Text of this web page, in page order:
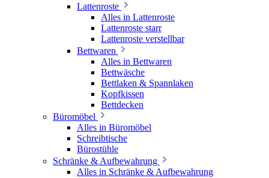
Lattenroste
Alles in Lattenroste
Lattenroste starr
Lattenroste verstellbar
Bettwaren
Alles in Bettwaren
Bettwäsche
Bettlaken & Spannlaken
Kopfkissen
Bettdecken
Büromöbel
Alles in Büromöbel
Schreibtische
Bürostühle
Schränke & Aufbewahrung
Alles in Schränke & Aufbewahrung